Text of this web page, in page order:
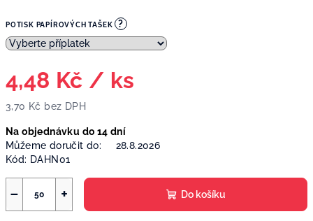
POTISK PAPÍROVÝCH TAŠEK ?
4,48 Kč / ks
3,70 Kč bez DPH
cena:
Na objednávku do 14 dní
Můžeme doručit do:
28.8.2026
Kód: DAHN01
+
− Do košíku